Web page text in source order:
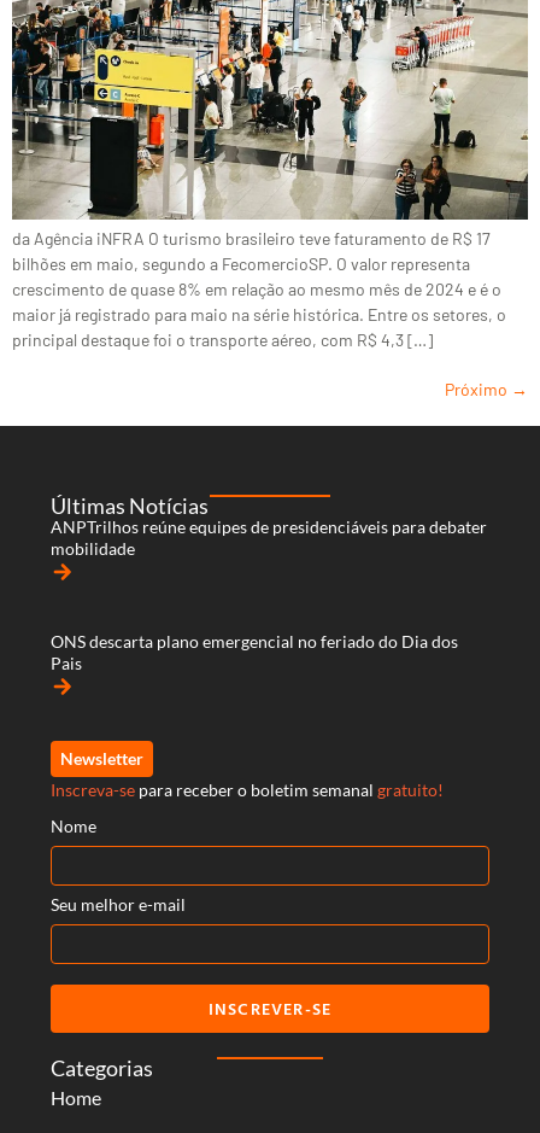
da Agência iNFRA O turismo brasileiro teve faturamento de R$ 17
bilhões em maio, segundo a FecomercioSP. O valor representa
crescimento de quase 8% em relação ao mesmo mês de 2024 e é o
maior já registrado para maio na série histórica. Entre os setores, o
principal destaque foi o transporte aéreo, com R$ 4,3 […]
Próximo →
Categorias
Home
Últimas Notícias
ANPTrilhos reúne equipes de presidenciáveis para debater
mobilidade
arrow_forward
ONS descarta plano emergencial no feriado do Dia dos
Pais
arrow_forward
Newsletter
Inscreva-se para receber o boletim semanal gratuito!
Nome
Seu melhor e-mail
INSCREVER-SE